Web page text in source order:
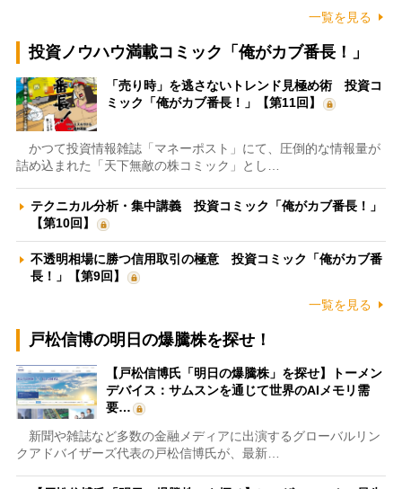
一覧を見る
投資ノウハウ満載コミック「俺がカブ番長！」
「売り時」を逃さないトレンド見極め術 投資コ
ミック「俺がカブ番長！」【第11回】
かつて投資情報雑誌「マネーポスト」にて、圧倒的な情報量が
詰め込まれた「天下無敵の株コミック」とし…
テクニカル分析・集中講義 投資コミック「俺がカブ番長！」
【第10回】
不透明相場に勝つ信用取引の極意 投資コミック「俺がカブ番
長！」【第9回】
一覧を見る
戸松信博の明日の爆騰株を探せ！
【戸松信博氏「明日の爆騰株」を探せ】トーメン
デバイス：サムスンを通じて世界のAIメモリ需
要…
新聞や雑誌など多数の金融メディアに出演するグローバルリン
クアドバイザーズ代表の戸松信博氏が、最新…